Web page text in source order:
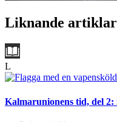
Liknande artiklar
L
Kalmarunionens tid, del 2: